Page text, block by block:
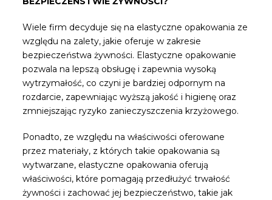
Wiele firm decyduje się na elastyczne opakowania ze
względu na zalety, jakie oferuje w zakresie
bezpieczeństwa żywności. Elastyczne opakowanie
pozwala na lepszą obsługę i zapewnia wysoką
wytrzymałość, co czyni je bardziej odpornym na
rozdarcie, zapewniając wyższą jakość i higienę oraz
zmniejszając ryzyko zanieczyszczenia krzyżowego.
Ponadto, ze względu na właściwości oferowane
przez materiały, z których takie opakowania są
wytwarzane, elastyczne opakowania oferują
właściwości, które pomagają przedłużyć trwałość
żywności i zachować jej bezpieczeństwo, takie jak